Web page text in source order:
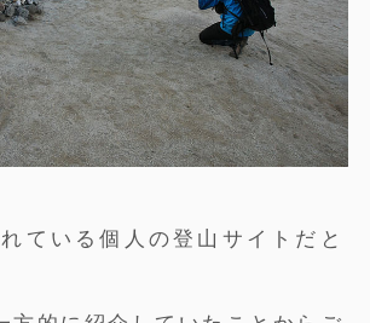
ている個人の登山サイトだと